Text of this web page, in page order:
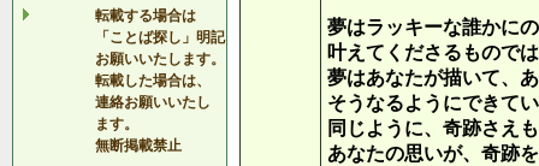
転載する場合は
「ことば探し」明記
お願いいたします。
転載した場合は、
連絡お願いいたし
ます。
無断掲載禁止
夢はラッキーな誰かに
叶えてくださるもので
夢はあなたが描いて、
そうなるようにできて
同じように、奇跡さえ
あなたの思いが、奇跡